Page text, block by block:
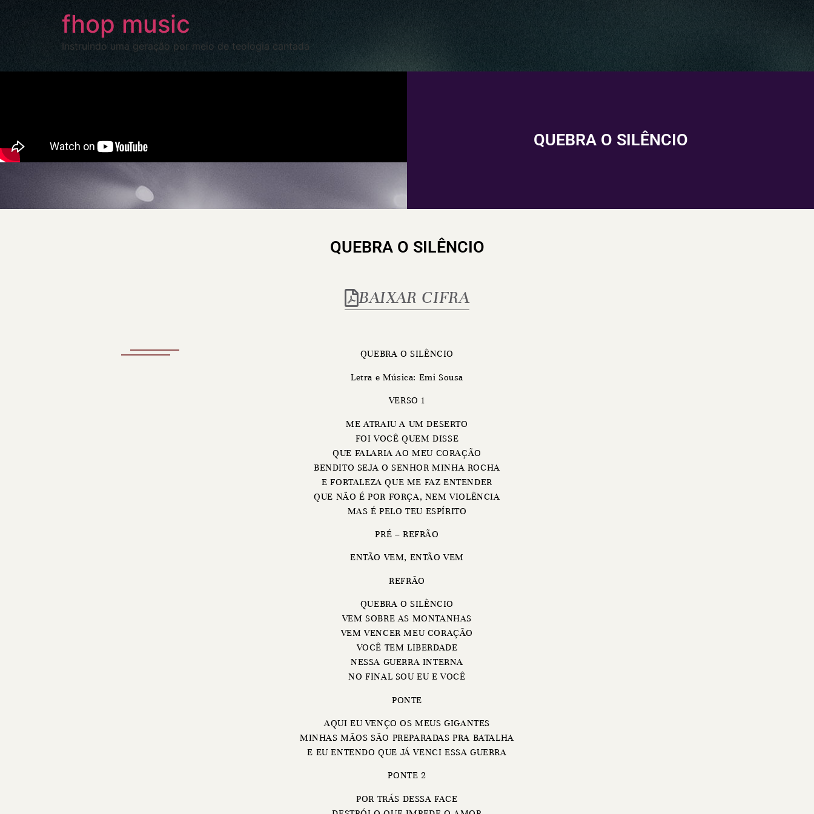
fhop music
Instruindo uma geração por meio de teologia cantada
QUEBRA O SILÊNCIO
QUEBRA O SILÊNCIO
BAIXAR CIFRA
QUEBRA O SILÊNCIO
Letra e Música: Emi Sousa
VERSO 1
ME ATRAIU A UM DESERTO
FOI VOCÊ QUEM DISSE
QUE FALARIA AO MEU CORAÇÃO
BENDITO SEJA O SENHOR MINHA ROCHA
E FORTALEZA QUE ME FAZ ENTENDER
QUE NÃO É POR FORÇA, NEM VIOLÊNCIA
MAS É PELO TEU ESPÍRITO
PRÉ – REFRÃO
ENTÃO VEM, ENTÃO VEM
REFRÃO
QUEBRA O SILÊNCIO
VEM SOBRE AS MONTANHAS
VEM VENCER MEU CORAÇÃO
VOCÊ TEM LIBERDADE
NESSA GUERRA INTERNA
NO FINAL SOU EU E VOCÊ
PONTE
AQUI EU VENÇO OS MEUS GIGANTES
MINHAS MÃOS SÃO PREPARADAS PRA BATALHA
E EU ENTENDO QUE JÁ VENCI ESSA GUERRA
PONTE 2
POR TRÁS DESSA FACE